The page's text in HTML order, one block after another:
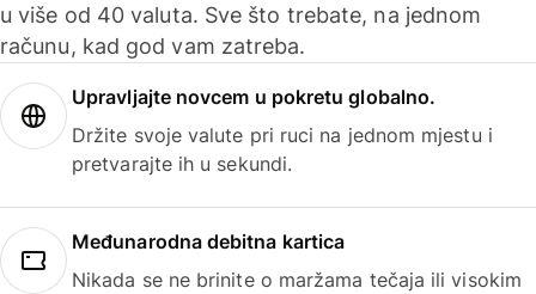
u više od 40 valuta. Sve što trebate, na jednom
računu, kad god vam zatreba.
Upravljajte novcem u pokretu globalno.
Držite svoje valute pri ruci na jednom mjestu i
pretvarajte ih u sekundi.
Međunarodna debitna kartica
Nikada se ne brinite o maržama tečaja ili visokim